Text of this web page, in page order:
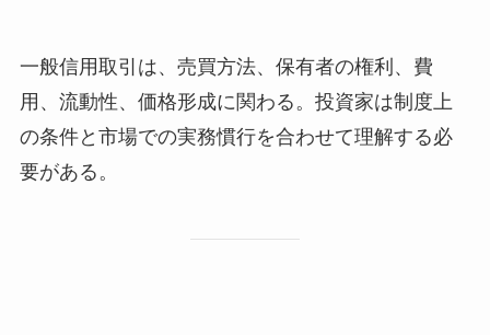
一般信用取引は、売買方法、保有者の権利、費
用、流動性、価格形成に関わる。投資家は制度上
の条件と市場での実務慣行を合わせて理解する必
要がある。